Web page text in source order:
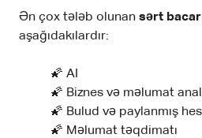
Ən çox tələb olunan sərt
aşağıdakılardır:
🌠 AI
🌠 Biznes və məlumat
🌠 Bulud və paylanmış
🌠 Məlumat təqdimatı